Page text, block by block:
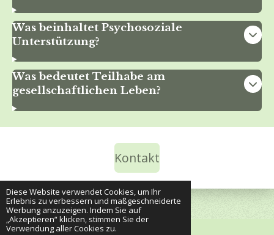
Diese Website verwendet Cookies, um Ihr
Erlebnis zu verbessern und maßgeschneiderte
Werbung anzuzeigen. Indem Sie auf
„Akzeptieren“ klicken, stimmen Sie der
Verwendung aller Cookies zu.
Was beinhaltet Psychosoziale
Unterstützung?
Was bedeutet Teilhabe am
gesellschaftlichen Leben?
Kontakt